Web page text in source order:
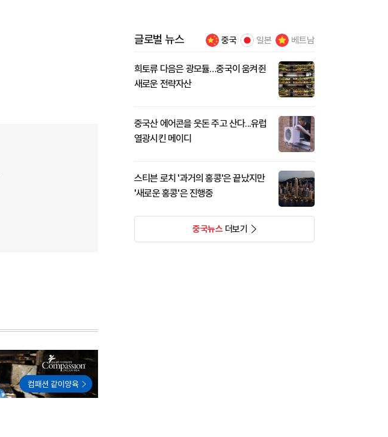
글로벌 뉴스 중국 일본 베트남
희토류 다음은 광모듈…중국이 움켜쥔
새로운 전략자산
중국산 에어콘을 웃돈 주고 산다...유럽
열광시킨 메이디
스티븐 로치 '과거의 홍콩'은 끝났지만
'새로운 홍콩'은 진행중
중국뉴스더보기